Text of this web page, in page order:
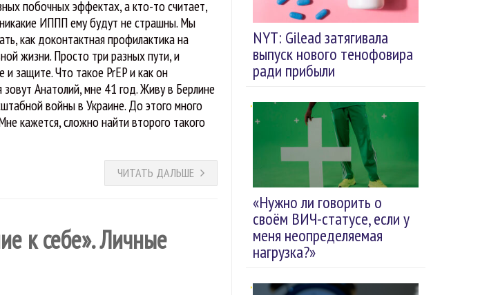
NYT: Gilead затягивала
выпуск нового тенофовира
ради прибыли
«Нужно ли говорить о
своём ВИЧ-статусе, если у
меня неопределяемая
нагрузка?»
побочных эффектах, а кто-то считает,
ИППП ему будут не страшны. Мы
как доконтактная профилактика на
жизни. Просто три разных пути, и
и защите. Что такое PrEP и как он
Анатолий, мне 41 год. Живу в Берлине
войны в Украине. До этого много
кажется, сложно найти второго такого
ЧИТАТЬ ДАЛЬШЕ
к себе». Личные